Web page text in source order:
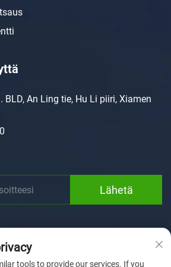
BLD, An Ling tie, Hu Li piiri, Xiamen
Lähetä
tools to provide our services. If you